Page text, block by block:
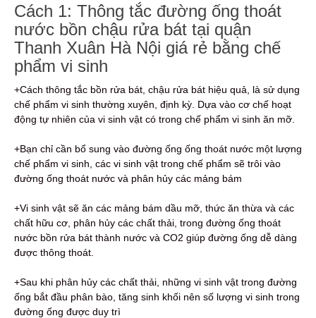
Cách 1: Thông tắc đường ống thoát
nước bồn chậu rửa bát tại quận
Thanh Xuân Hà Nội giá rẻ bằng chế
phẩm vi sinh
+Cách thông tắc bồn rửa bát, chậu rửa bát hiệu quả, là sử dụng
chế phẩm vi sinh thường xuyên, định kỳ. Dựa vào cơ chế hoạt
động tự nhiên của vi sinh vật có trong chế phẩm vi sinh ăn mỡ.
+Bạn chỉ cần bổ sung vào đường ống ống thoát nước một lượng
chế phẩm vi sinh, các vi sinh vật trong chế phẩm sẽ trôi vào
đường ống thoát nước và phân hủy các mảng bám
+Vi sinh vật sẽ ăn các mảng bám dầu mỡ, thức ăn thừa và các
chất hữu cơ, phân hủy các chất thải, trong đường ống thoát
nước bồn rửa bát thành nước và CO2 giúp đường ống dễ dàng
được thông thoát.
+Sau khi phân hủy các chất thải, những vi sinh vật trong đường
ống bắt đầu phân bào, tăng sinh khối nên số lượng vi sinh trong
đường ống được duy trì